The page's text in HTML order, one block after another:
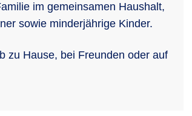
im gemeinsamen Haushalt,
sowie minderjährige Kinder.
zu Hause, bei Freunden oder auf